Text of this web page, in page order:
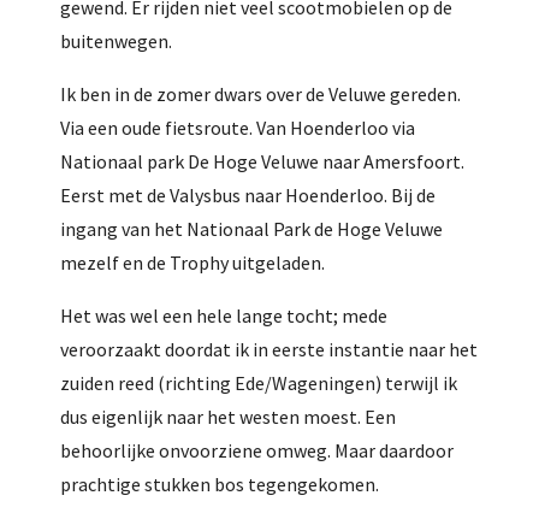
gewend. Er rijden niet veel scootmobielen op de
buitenwegen.
Ik ben in de zomer dwars over de Veluwe gereden.
Via een oude fietsroute. Van Hoenderloo via
Nationaal park De Hoge Veluwe naar Amersfoort.
Eerst met de Valysbus naar Hoenderloo. Bij de
ingang van het Nationaal Park de Hoge Veluwe
mezelf en de Trophy uitgeladen.
Het was wel een hele lange tocht; mede
veroorzaakt doordat ik in eerste instantie naar het
zuiden reed (richting Ede/Wageningen) terwijl ik
dus eigenlijk naar het westen moest. Een
behoorlijke onvoorziene omweg. Maar daardoor
prachtige stukken bos tegengekomen.